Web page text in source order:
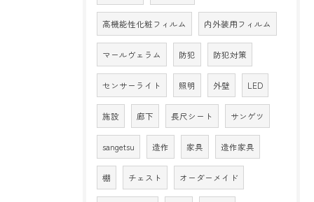
高機能性化粧フィルム 内外装用フィルム
マールヴェラム 防犯 防犯対策
センサーライト 照明 外壁 LED
施設 廊下 長尺シート サンゲツ
sangetsu 造作 家具 造作家具
棚 チェスト オーダーメイド